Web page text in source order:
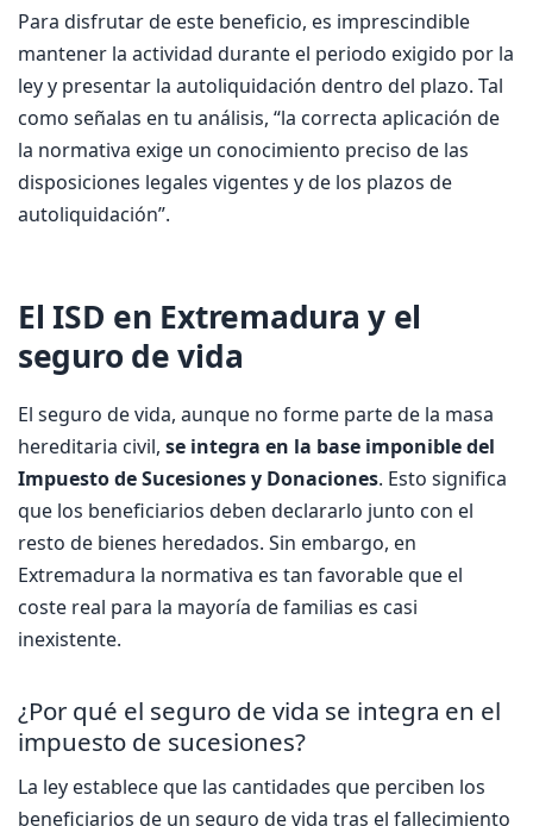
Para disfrutar de este beneficio, es imprescindible
mantener la actividad durante el periodo exigido por la
ley y presentar la autoliquidación dentro del plazo. Tal
como señalas en tu análisis, “la correcta aplicación de
la normativa exige un conocimiento preciso de las
disposiciones legales vigentes y de los plazos de
autoliquidación”.
El ISD en Extremadura y el
seguro de vida
El seguro de vida, aunque no forme parte de la masa
hereditaria civil, se integra en la base imponible del
Impuesto de Sucesiones y Donaciones. Esto significa
que los beneficiarios deben declararlo junto con el
resto de bienes heredados. Sin embargo, en
Extremadura la normativa es tan favorable que el
coste real para la mayoría de familias es casi
inexistente.
¿Por qué el seguro de vida se integra en el
impuesto de sucesiones?
La ley establece que las cantidades que perciben los
beneficiarios de un seguro de vida tras el fallecimiento